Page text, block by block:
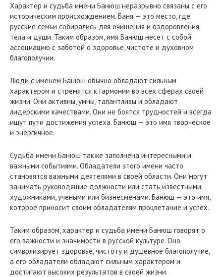
Характер и судьба имени Банюш неразрывно связаны с его
историческим происхождением. Баня — это место, где
русские семьи собирались для очищения и оздоровления
тела и души. Таким образом, имя Банюш несет с собой
ассоциацию с заботой о здоровье, чистоте и духовном
благополучии.
Люди с именем Банюш обычно обладают сильным
характером и стремятся к гармонии во всех сферах своей
жизни. Они активны, умны, талантливы и обладают
лидерскими качествами. Они не боятся трудностей и всегда
ищут пути достижения успеха. Банюш — это имя творческое
и энергичное.
Судьба имени Банюш также заполнена интересными и
важными событиями. Обладатели этого имени часто
становятся важными деятелями в своей области. Они могут
занимать руководящие должности или стать известными
художниками, учеными или бизнесменами. Банюш — это имя,
которое приносит своим обладателям процветание и успех.
Таким образом, характер и судьба имени Банюш говорят о
его важности и значимости в русской культуре. Оно
символизирует здоровье, чистоту и душевное благополучие,
а его обладатели обладают сильным характером и
достигают высоких результатов в своей жизни.